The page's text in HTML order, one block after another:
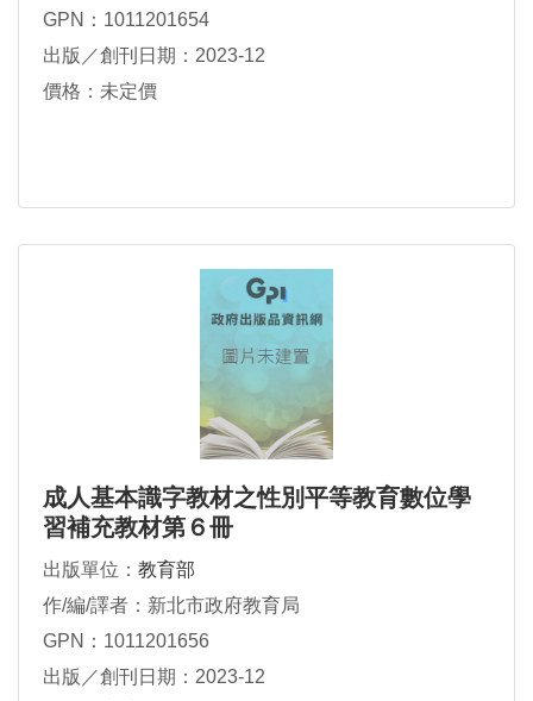
GPN：1011201654
出版／創刊日期：2023-12
價格：未定價
成人基本識字教材之性別平等教育數位學
習補充教材第６冊
出版單位： 教育部
作/編/譯者：新北市政府教育局
GPN：1011201656
出版／創刊日期：2023-12